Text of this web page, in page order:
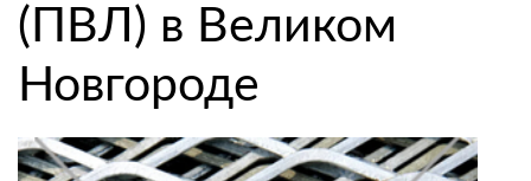
(ПВЛ) в Великом
Новгороде